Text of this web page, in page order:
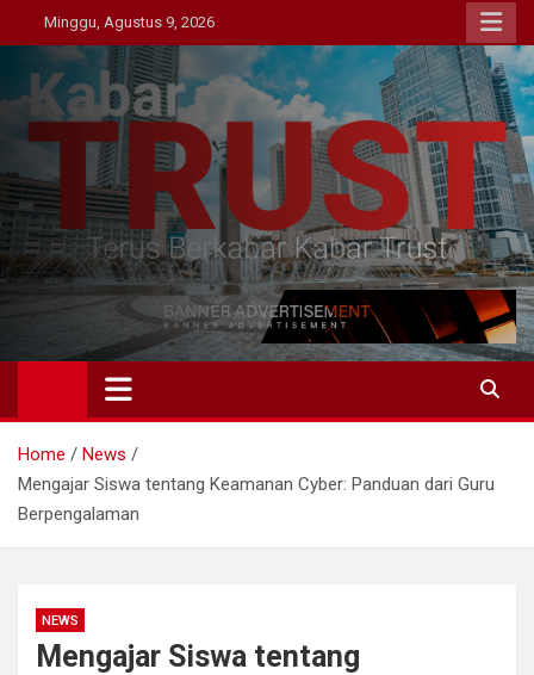
to
content
Minggu, Agustus 9, 2026
Kabar Trust
Terus Berkabar Kabar Trust
Home
News
Mengajar Siswa tentang Keamanan Cyber: Panduan dari Guru
Berpengalaman
NEWS
Mengajar Siswa tentang